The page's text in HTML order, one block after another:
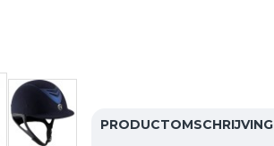
PRODUCTOMSCHRIJVING